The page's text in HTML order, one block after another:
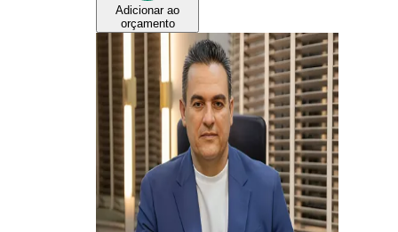
Adicionar ao
orçamento